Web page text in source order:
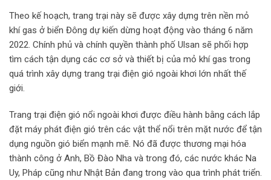
Theo kế hoạch, trang trại này sẽ được xây dựng trên nền mỏ
khí gas ở biển Đông dự kiến dừng hoạt động vào tháng 6 năm
2022. Chính phủ và chính quyền thành phố Ulsan sẽ phối hợp
tìm cách tận dụng các cơ sở và thiết bị của mỏ khí gas trong
quá trình xây dựng trang trại điện gió ngoài khơi lớn nhất thế
giới.
Trang trại điện gió nổi ngoài khơi được điều hành bằng cách lắp
đặt máy phát điện gió trên các vật thể nổi trên mặt nước để tận
dụng nguồn gió biển mạnh mẽ. Nó đã được thương mại hóa
thành công ở Anh, Bồ Đào Nha và trong đó, các nước khác Na
Uy, Pháp cũng như Nhật Bản đang trong vào qua trình phát triển.